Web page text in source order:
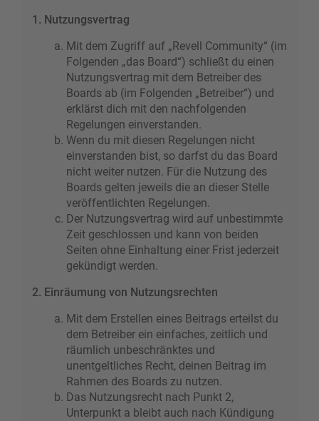
1. Nutzungsvertrag
Mit dem Zugriff auf „Revell Community“ (im
Folgenden „das Board“) schließt du einen
Nutzungsvertrag mit dem Betreiber des
Boards ab (im Folgenden „Betreiber“) und
erklärst dich mit den nachfolgenden
Regelungen einverstanden.
Wenn du mit diesen Regelungen nicht
einverstanden bist, so darfst du das Board
nicht weiter nutzen. Für die Nutzung des
Boards gelten jeweils die an dieser Stelle
veröffentlichten Regelungen.
Der Nutzungsvertrag wird auf unbestimmte
Zeit geschlossen und kann von beiden
Seiten ohne Einhaltung einer Frist jederzeit
gekündigt werden.
2. Einräumung von Nutzungsrechten
Mit dem Erstellen eines Beitrags erteilst du
dem Betreiber ein einfaches, zeitlich und
räumlich unbeschränktes und
unentgeltliches Recht, deinen Beitrag im
Rahmen des Boards zu nutzen.
Das Nutzungsrecht nach Punkt 2,
Unterpunkt a bleibt auch nach Kündigung